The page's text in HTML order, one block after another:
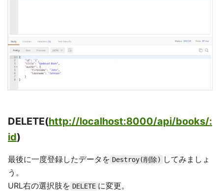
DELETE(http://localhost:8000/api/books/:
id)
最後に一度登録したデータを Destroy(削除) してみましょ
う。
URL右の選択肢を DELETE に変更。